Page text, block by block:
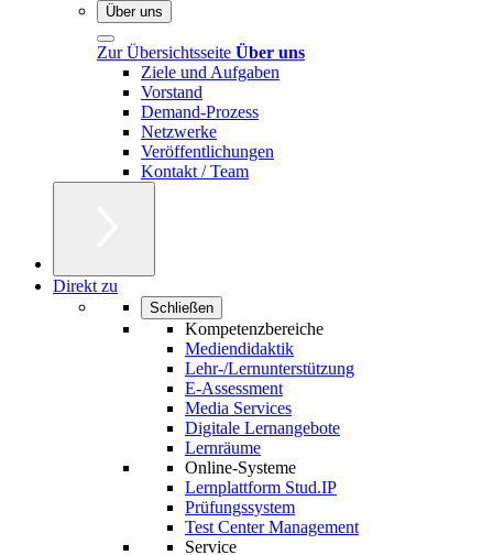
Über uns
Zur Übersichtsseite Über uns
Ziele und Aufgaben
Vorstand
Demand-Prozess
Netzwerke
Veröffentlichungen
Kontakt / Team
Direkt zu
Schließen
Kompetenzbereiche
Mediendidaktik
Lehr-/Lernunterstützung
E-Assessment
Media Services
Digitale Lernangebote
Lernräume
Online-Systeme
Lernplattform Stud.IP
Prüfungssystem
Test Center Management
Service